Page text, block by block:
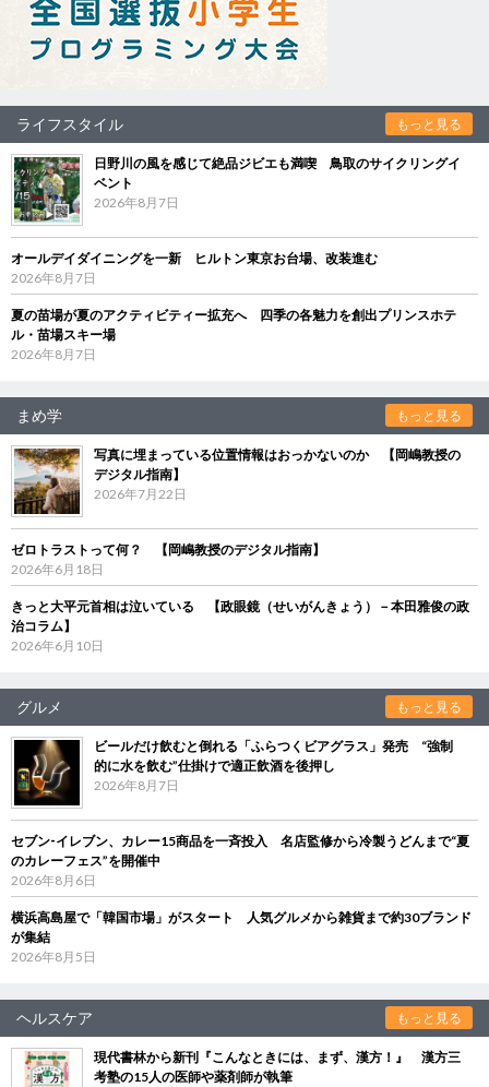
ライフスタイル もっと見る
日野川の風を感じて絶品ジビエも満喫 鳥取のサイクリングイ
ベント
2026年8月7日
オールデイダイニングを一新 ヒルトン東京お台場、改装進む
2026年8月7日
夏の苗場が夏のアクティビティー拡充へ 四季の各魅力を創出プリンスホテ
ル・苗場スキー場
2026年8月7日
まめ学 もっと見る
写真に埋まっている位置情報はおっかないのか 【岡嶋教授の
デジタル指南】
2026年7月22日
ゼロトラストって何？ 【岡嶋教授のデジタル指南】
2026年6月18日
きっと大平元首相は泣いている 【政眼鏡（せいがんきょう）－本田雅俊の政
治コラム】
2026年6月10日
グルメ もっと見る
ビールだけ飲むと倒れる「ふらつくビアグラス」発売 “強制
的に水を飲む”仕掛けで適正飲酒を後押し
2026年8月7日
セブン‐イレブン、カレー15商品を一斉投入 名店監修から冷製うどんまで“夏
のカレーフェス”を開催中
2026年8月6日
横浜高島屋で「韓国市場」がスタート 人気グルメから雑貨まで約30ブランド
が集結
2026年8月5日
ヘルスケア もっと見る
現代書林から新刊『こんなときには、まず、漢方！』 漢方三
考塾の15人の医師や薬剤師が執筆